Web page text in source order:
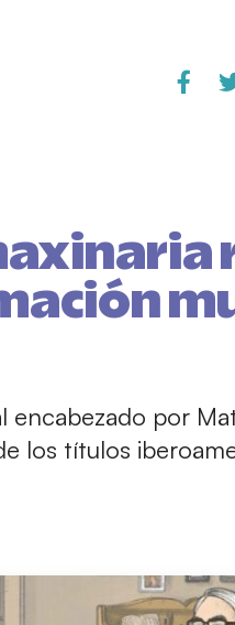
encabezado por
los títulos